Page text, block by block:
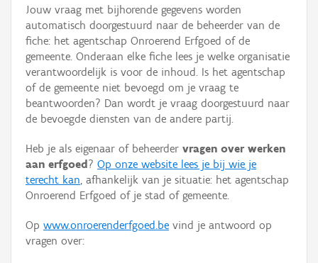
Waarneming
Thema
Gebeurtenis
Persoon of collectief
Hergebruik
Aanmelden
Jouw vraag met bijhorende gegevens worden
automatisch doorgestuurd naar de beheerder van de
fiche: het agentschap Onroerend Erfgoed of de
gemeente. Onderaan elke fiche lees je welke organisatie
verantwoordelijk is voor de inhoud. Is het agentschap
of de gemeente niet bevoegd om je vraag te
beantwoorden? Dan wordt je vraag doorgestuurd naar
de bevoegde diensten van de andere partij.
Heb je als eigenaar of beheerder vragen over werken
aan erfgoed ? Op onze website lees je bij wie je
terecht kan, afhankelijk van je situatie: het agentschap
Onroerend Erfgoed of je stad of gemeente.
Op www.onroerenderfgoed.be vind je antwoord op
vragen over: